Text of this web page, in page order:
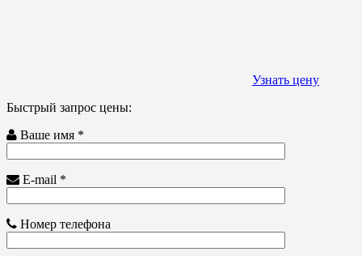
Узнать цену
Быстрый запрос цены:
Ваше имя *
E-mail *
Номер телефона